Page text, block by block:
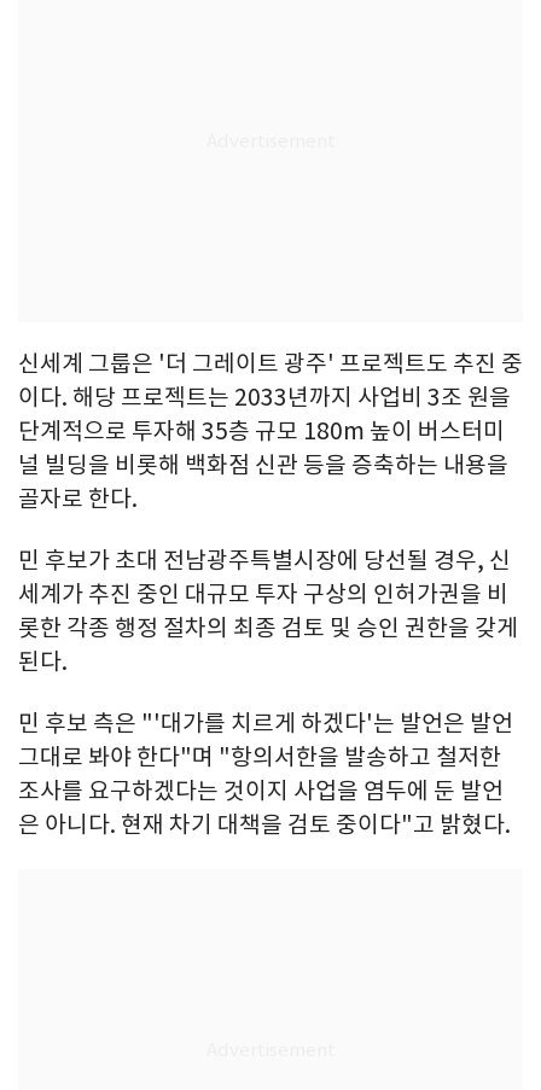
신세계 그룹은 '더 그레이트 광주' 프로젝트도 추진 중
이다. 해당 프로젝트는 2033년까지 사업비 3조 원을
단계적으로 투자해 35층 규모 180m 높이 버스터미
널 빌딩을 비롯해 백화점 신관 등을 증축하는 내용을
골자로 한다.
민 후보가 초대 전남광주특별시장에 당선될 경우, 신
세계가 추진 중인 대규모 투자 구상의 인허가권을 비
롯한 각종 행정 절차의 최종 검토 및 승인 권한을 갖게
된다.
민 후보 측은 "'대가를 치르게 하겠다'는 발언은 발언
그대로 봐야 한다"며 "항의서한을 발송하고 철저한
조사를 요구하겠다는 것이지 사업을 염두에 둔 발언
은 아니다. 현재 차기 대책을 검토 중이다"고 밝혔다.